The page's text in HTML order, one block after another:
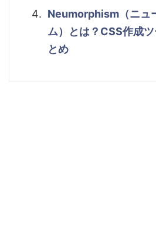
Neumorphism（ニュ
ム）とは？CSS作成
とめ